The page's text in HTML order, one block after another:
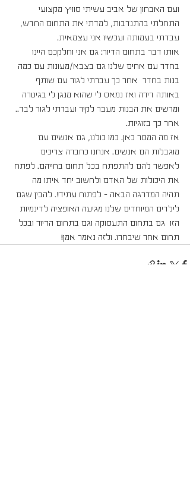
ועם האבחון של אביב עשיתי סוויץ מקצועי
התחלתי בהתנדבות, למדתי את התחום החדש,
עבדתי בעמותה ועכשיו אני עצמאית.
אותו דבר בתחום הדיור: גם אני וחלקכם היינו
בחדר עם אחים שלנו גם בצבא/מעונות עם כמה
בנות בחדר  אחר כך עברתי לגור עם שותף
באותה דירה ואז נמאס לי שהוא מנגן לי בגיטרה
ומרשים את הבנות מעבר לקיר ועברתי לגור לבד..
אחר כך בזוגיות.
אז מה המסר כאן. כמו כולנו, גם אנשים עם
מוגבלות הם אנשים. אנחנו כחברה צריכים
לאפשר להם להתפתח בכל תחום בחייהם. לפתח
את היכולות של האדם ולחשוב יחד איתו מה
תהיה המדרגה הבאה – לפתוח עתיד!. להבין שגם
לילדים המיוחדים שלנו מגיעה האופציה לדינמיות
הזו  גם בתחום התעסוקה וגם בתחום הדיור ובכל
תחום אחר שיבחרו. ולזה נאמר אמן!